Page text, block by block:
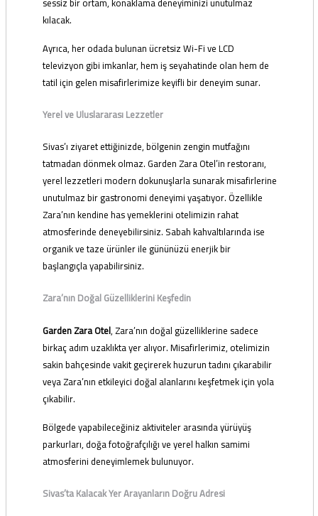
kılacak.
Ayrıca, her odada bulunan ücretsiz Wi-Fi ve LCD
televizyon gibi imkanlar, hem iş seyahatinde olan hem de
tatil için gelen misafirlerimize keyifli bir deneyim sunar.
Yerel ve Uluslararası Lezzetler
Sivas’ı ziyaret ettiğinizde, bölgenin zengin mutfağını
tatmadan dönmek olmaz. Garden Zara Otel’in restoranı,
yerel lezzetleri modern dokunuşlarla sunarak misafirlerine
unutulmaz bir gastronomi deneyimi yaşatıyor. Özellikle
Zara’nın kendine has yemeklerini otelimizin rahat
atmosferinde deneyebilirsiniz. Sabah kahvaltılarında ise
organik ve taze ürünler ile gününüzü enerjik bir
başlangıçla yapabilirsiniz.
Zara’nın Doğal Güzelliklerini Keşfedin
Garden Zara Otel, Zara’nın doğal güzelliklerine sadece
birkaç adım uzaklıkta yer alıyor. Misafirlerimiz, otelimizin
sakin bahçesinde vakit geçirerek huzurun tadını çıkarabilir
veya Zara’nın etkileyici doğal alanlarını keşfetmek için yola
çıkabilir.
Bölgede yapabileceğiniz aktiviteler arasında yürüyüş
parkurları, doğa fotoğrafçılığı ve yerel halkın samimi
atmosferini deneyimlemek bulunuyor.
Sivas’ta Kalacak Yer Arayanların Doğru Adresi